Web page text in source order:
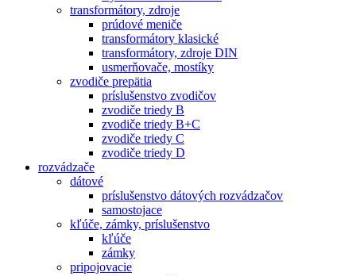
transformátory, zdroje
prúdové meniče
transformátory klasické
transformátory, zdroje DIN
usmerňovače, mostíky
zvodiče prepätia
príslušenstvo zvodičov
zvodiče triedy B
zvodiče triedy B+C
zvodiče triedy C
zvodiče triedy D
rozvádzače
dátové
príslušenstvo dátových rozvádzačov
samostojace
kľúče, zámky, príslušenstvo
kľúče
zámky
pripojovacie